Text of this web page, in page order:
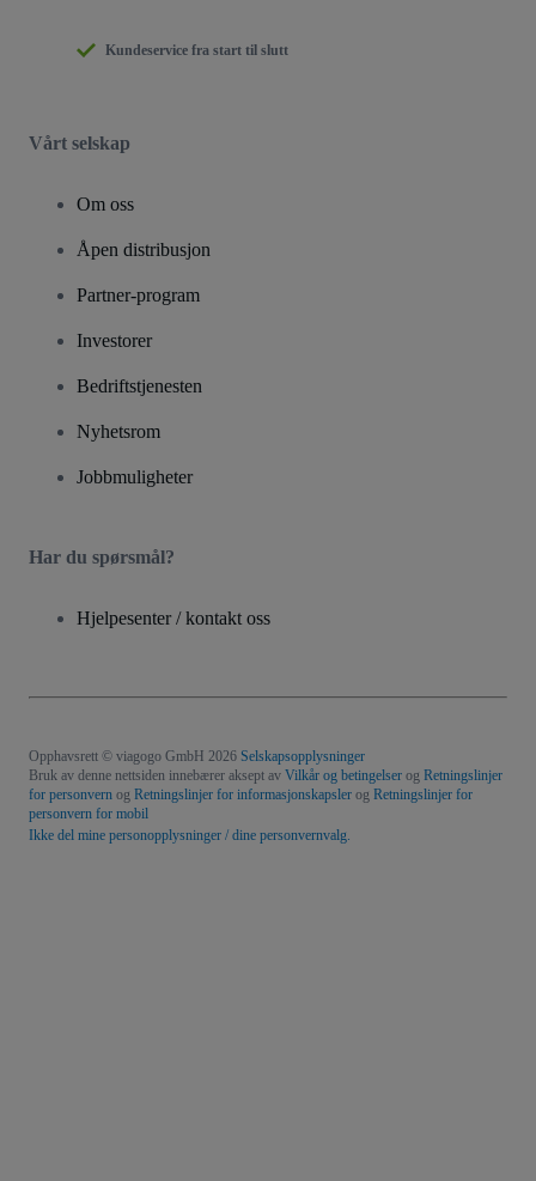
Kundeservice fra start til slutt
Vårt selskap
Om oss
Åpen distribusjon
Partner-program
Investorer
Bedriftstjenesten
Nyhetsrom
Jobbmuligheter
Har du spørsmål?
Hjelpesenter / kontakt oss
Opphavsrett © viagogo GmbH 2026 Selskapsopplysninger
Bruk av denne nettsiden innebærer aksept av Vilkår og betingelser og Retningslinjer
for personvern og Retningslinjer for informasjonskapsler og Retningslinjer for
personvern for mobil
Ikke del mine personopplysninger / dine personvernvalg.